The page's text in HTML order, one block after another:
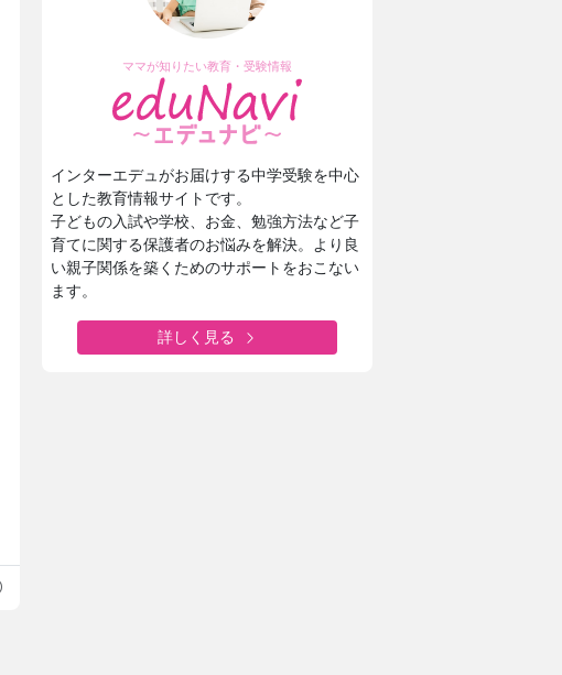
ママが知りたい教育・受験情報
インターエデュがお届けする中学受験を中心
とした教育情報サイトです。
子どもの入試や学校、お金、勉強方法など子
育てに関する保護者のお悩みを解決。より良
い親子関係を築くためのサポートをおこない
ます。
詳しく見る